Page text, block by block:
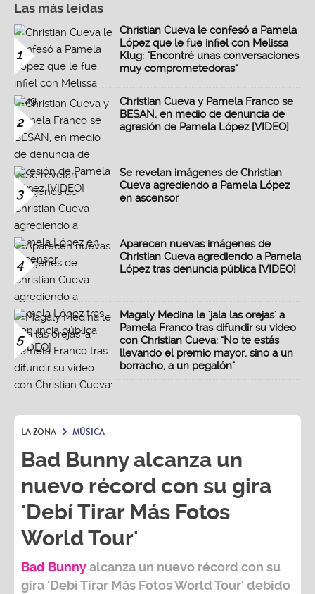
Las más leidas
1
Christian Cueva le confesó a Pamela
López que le fue infiel con Melissa
Klug: "Encontré unas conversaciones
muy comprometedoras"
2
Christian Cueva y Pamela Franco se
BESAN, en medio de denuncia de
agresión de Pamela López [VIDEO]
3
Se revelan imágenes de Christian
Cueva agrediendo a Pamela López
en ascensor
4
Aparecen nuevas imágenes de
Christian Cueva agrediendo a Pamela
López tras denuncia pública [VIDEO]
5
Magaly Medina le 'jala las orejas' a
Pamela Franco tras difundir su video
con Christian Cueva: "No te estás
llevando el premio mayor, sino a un
borracho, a un pegalón"
LA ZONA MÚSICA
Bad Bunny alcanza un
nuevo récord con su gira
'Debí Tirar Más Fotos
World Tour'
Bad Bunnyalcanza un nuevo récord con su
gira 'Debí Tirar Más Fotos World Tour' debido